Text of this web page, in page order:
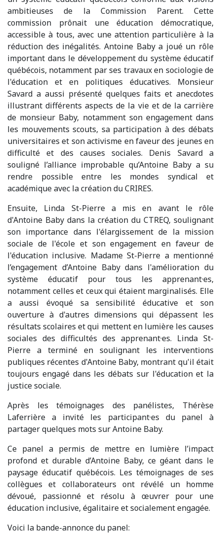
ambitieuses de la Commission Parent. Cette
commission prônait une éducation démocratique,
accessible à tous, avec une attention particulière à la
réduction des inégalités. Antoine Baby a joué un rôle
important dans le développement du système éducatif
québécois, notamment par ses travaux en sociologie de
l'éducation et en politiques éducatives. Monsieur
Savard a aussi présenté quelques faits et anecdotes
illustrant différents aspects de la vie et de la carrière
de monsieur Baby, notamment son engagement dans
les mouvements scouts, sa participation à des débats
universitaires et son activisme en faveur des jeunes en
difficulté et des causes sociales. Denis Savard a
souligné l’alliance improbable qu’Antoine Baby a su
rendre possible entre les mondes syndical et
académique avec la création du CRIRES.
Ensuite, Linda St-Pierre a mis en avant le rôle
d'Antoine Baby dans la création du CTREQ, soulignant
son importance dans l'élargissement de la mission
sociale de l'école et son engagement en faveur de
l'éducation inclusive. Madame St-Pierre a mentionné
l’engagement d’Antoine Baby dans l'amélioration du
système éducatif pour tous les apprenant·es,
notamment celles et ceux qui étaient marginalisés. Elle
a aussi évoqué sa sensibilité éducative et son
ouverture à d'autres dimensions qui dépassent les
résultats scolaires et qui mettent en lumière les causes
sociales des difficultés des apprenant·es. Linda St-
Pierre a terminé en soulignant les interventions
publiques récentes d'Antoine Baby, montrant qu'il était
toujours engagé dans les débats sur l'éducation et la
justice sociale.
Après les témoignages des panélistes, Thérèse
Laferrière a invité les participant·es du panel à
partager quelques mots sur Antoine Baby.
Ce panel a permis de mettre en lumière l’impact
profond et durable d’Antoine Baby, ce géant dans le
paysage éducatif québécois. Les témoignages de ses
collègues et collaborateurs ont révélé un homme
dévoué, passionné et résolu à œuvrer pour une
éducation inclusive, égalitaire et socialement engagée.
Voici la bande-annonce du panel: